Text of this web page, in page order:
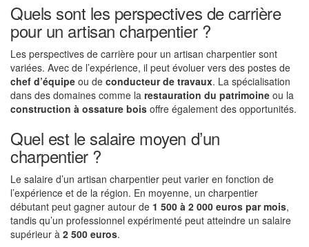
Quels sont les perspectives de carrière
pour un artisan charpentier ?
Les perspectives de carrière pour un artisan charpentier sont
variées. Avec de l’expérience, il peut évoluer vers des postes de
chef d’équipe ou de conducteur de travaux. La spécialisation
dans des domaines comme la restauration du patrimoine ou la
construction à ossature bois offre également des opportunités.
Quel est le salaire moyen d’un
charpentier ?
Le salaire d’un artisan charpentier peut varier en fonction de
l’expérience et de la région. En moyenne, un charpentier
débutant peut gagner autour de 1 500 à 2 000 euros par mois,
tandis qu’un professionnel expérimenté peut atteindre un salaire
supérieur à 2 500 euros.